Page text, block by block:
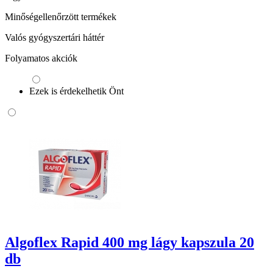
Minőségellenőrzött termékek
Valós gyógyszertári háttér
Folyamatos akciók
Ezek is érdekelhetik Önt
Algoflex Rapid 400 mg lágy kapszula 20
db